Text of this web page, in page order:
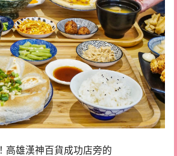
！高雄漢神百貨成功店旁的